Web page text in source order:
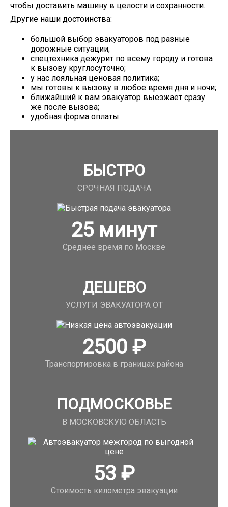
чтобы доставить машину в целости и сохранности.
Другие наши достоинства:
большой выбор эвакуаторов под разные
дорожные ситуации;
спецтехника дежурит по всему городу и готова
к вызову круглосуточно;
у нас лояльная ценовая политика;
мы готовы к вызову в любое время дня и ночи;
ближайший к вам эвакуатор выезжает сразу
же после вызова;
удобная форма оплаты.
БЫСТРО
СРОЧНАЯ ПОДАЧА
25минут
Среднее время по Москве
ДЕШЕВО
УСЛУГИ ЭВАКУАТОРА ОТ
2500₽
Транспортировка в границах района
ПОДМОСКОВЬЕ
В МОСКОВСКУЮ ОБЛАСТЬ
53₽
Стоимость километра эвакуации